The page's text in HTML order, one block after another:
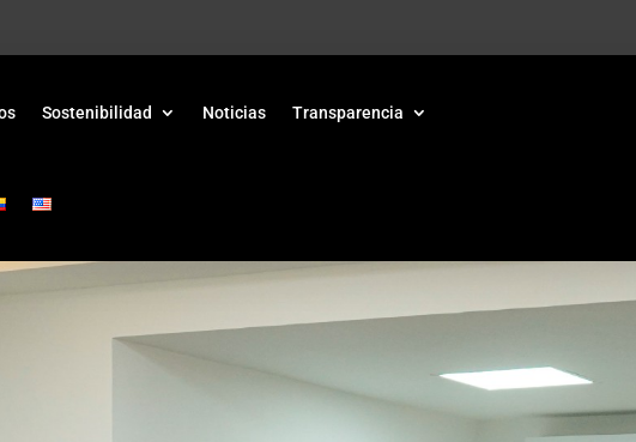
Sostenibilidad Noticias Transparencia